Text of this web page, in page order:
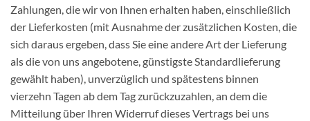
Zahlungen, die wir von Ihnen erhalten haben, einschließlich
der Lieferkosten (mit Ausnahme der zusätzlichen Kosten, die
sich daraus ergeben, dass Sie eine andere Art der Lieferung
als die von uns angebotene, günstigste Standardlieferung
gewählt haben), unverzüglich und spätestens binnen
vierzehn Tagen ab dem Tag zurückzuzahlen, an dem die
Mitteilung über Ihren Widerruf dieses Vertrags bei uns